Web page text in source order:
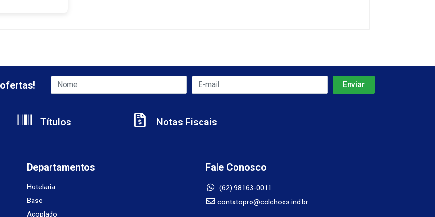
Títulos Notas Fiscais
Departamentos
Hotelaria
Base
Acoplado
Fale Conosco
(62) 98163-0011
contatopro@colchoes.ind.br